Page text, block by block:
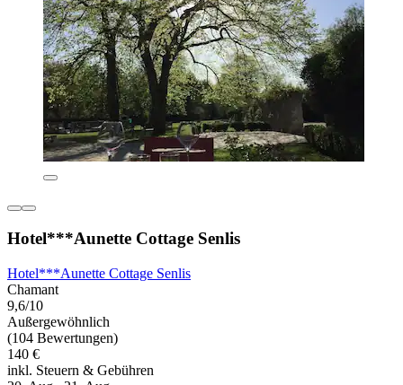
Hotel***Aunette Cottage Senlis
Hotel***Aunette Cottage Senlis
Chamant
9,6/10
Außergewöhnlich
(104 Bewertungen)
140 €
inkl. Steuern & Gebühren